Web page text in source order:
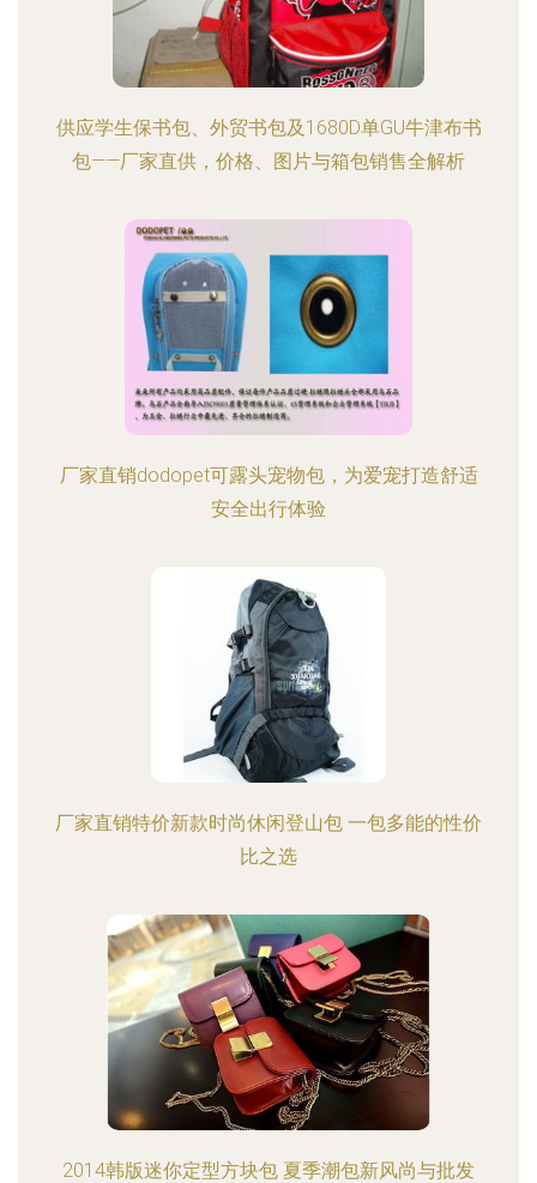
供应学生保书包、外贸书包及1680D单GU牛津布书
包——厂家直供，价格、图片与箱包销售全解析
厂家直销dodopet可露头宠物包，为爱宠打造舒适
安全出行体验
厂家直销特价新款时尚休闲登山包 一包多能的性价
比之选
2014韩版迷你定型方块包 夏季潮包新风尚与批发